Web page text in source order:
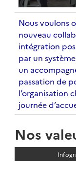
Nous voulons
nouveau
intégration
par un
un
passation de
l’organisation
journée
Nos